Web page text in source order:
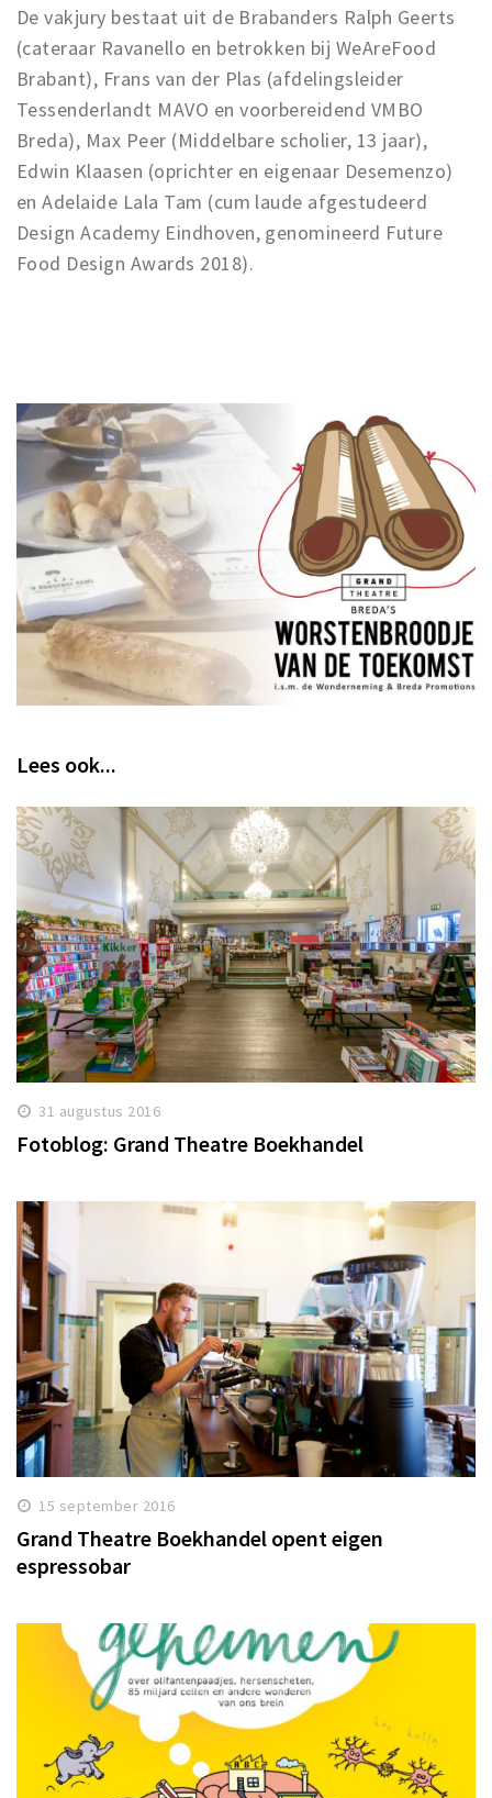
De vakjury bestaat uit de Brabanders Ralph Geerts
(cateraar Ravanello en betrokken bij WeAreFood
Brabant), Frans van der Plas (afdelingsleider
Tessenderlandt MAVO en voorbereidend VMBO
Breda), Max Peer (Middelbare scholier, 13 jaar),
Edwin Klaasen (oprichter en eigenaar Desemenzo)
en Adelaide Lala Tam (cum laude afgestudeerd
Design Academy Eindhoven, genomineerd Future
Food Design Awards 2018).
Lees ook...
31 augustus 2016
Fotoblog: Grand Theatre Boekhandel
15 september 2016
Grand Theatre Boekhandel opent eigen
espressobar